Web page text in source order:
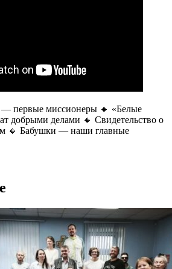
первые миссионеры 🔸 «Белые
добрыми делами 🔸 Свидетельство о
🔸 Бабушки — наши главные